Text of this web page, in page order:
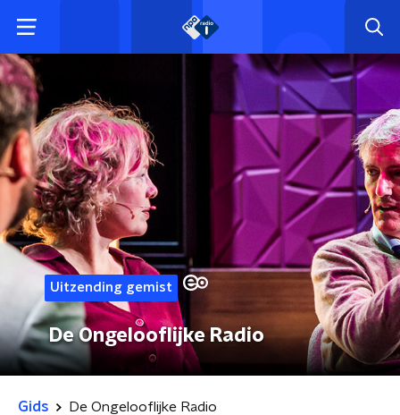
Uitzending gemist
De Ongelooflijke Radio
Gids De Ongelooflijke Radio